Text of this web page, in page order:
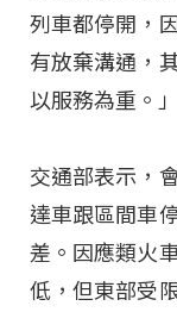
列車都停開，
有放棄溝通，
以服務為重。」
交通部表示，
達車跟區間車
差。因應類火
低，但東部受